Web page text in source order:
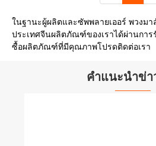
ในฐานะผู้ผลิตและซัพพลายเออร์ พวงมา
ประเทศจีนผลิตภัณฑ์ของเราได้ผ่านการ
ซื้อผลิตภัณฑ์ที่มีคุณภาพโปรดติดต่อเรา
คำแนะนำข่า